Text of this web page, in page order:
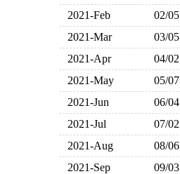
2021-Feb
02/05
2021-Mar
03/05
2021-Apr
04/02
2021-May
05/07
2021-Jun
06/04
2021-Jul
07/02
2021-Aug
08/06
2021-Sep
09/03